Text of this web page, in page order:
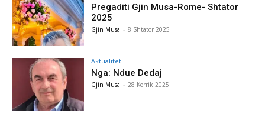
Pregaditi Gjin Musa-Rome- Shtator
2025
Gjin Musa - 8 Shtator 2025
Aktualitet
Nga: Ndue Dedaj
Gjin Musa - 28 Korrik 2025